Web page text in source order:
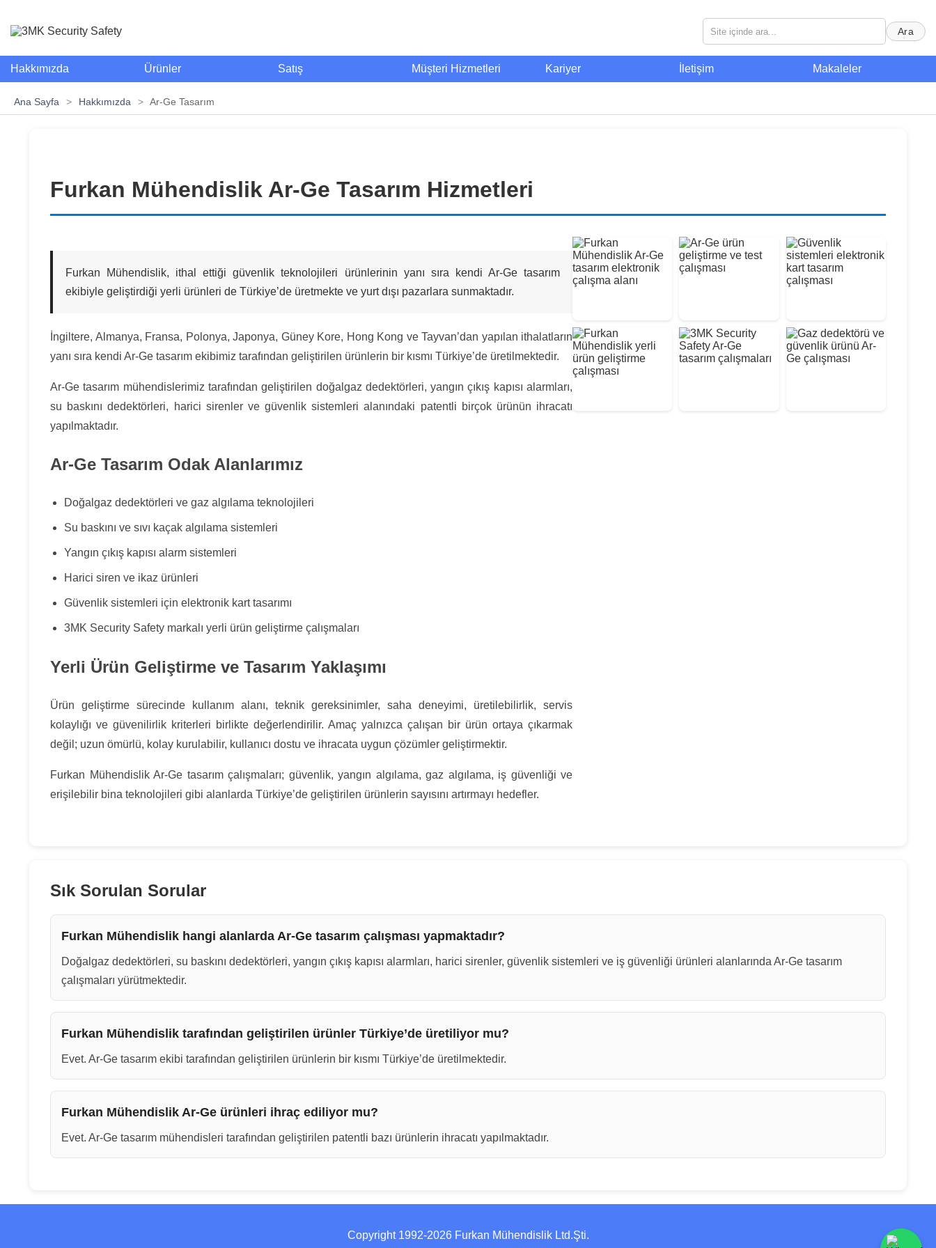
Ara
Hakkımızda Ürünler Satış Müşteri Hizmetleri Kariyer İletişim Makaleler
Ana Sayfa > Hakkımızda > Ar-Ge Tasarım
Furkan Mühendislik Ar-Ge Tasarım Hizmetleri
Furkan Mühendislik, ithal ettiği güvenlik teknolojileri ürünlerinin yanı sıra kendi Ar-Ge tasarım
ekibiyle geliştirdiği yerli ürünleri de Türkiye’de üretmekte ve yurt dışı pazarlara sunmaktadır.
İngiltere, Almanya, Fransa, Polonya, Japonya, Güney Kore, Hong Kong ve Tayvan’dan yapılan ithalatların
yanı sıra kendi Ar-Ge tasarım ekibimiz tarafından geliştirilen ürünlerin bir kısmı Türkiye’de üretilmektedir.
Ar-Ge tasarım mühendislerimiz tarafından geliştirilen doğalgaz dedektörleri, yangın çıkış kapısı alarmları,
su baskını dedektörleri, harici sirenler ve güvenlik sistemleri alanındaki patentli birçok ürünün ihracatı
yapılmaktadır.
Ar-Ge Tasarım Odak Alanlarımız
Doğalgaz dedektörleri ve gaz algılama teknolojileri
Su baskını ve sıvı kaçak algılama sistemleri
Yangın çıkış kapısı alarm sistemleri
Harici siren ve ikaz ürünleri
Güvenlik sistemleri için elektronik kart tasarımı
3MK Security Safety markalı yerli ürün geliştirme çalışmaları
Yerli Ürün Geliştirme ve Tasarım Yaklaşımı
Ürün geliştirme sürecinde kullanım alanı, teknik gereksinimler, saha deneyimi, üretilebilirlik, servis
kolaylığı ve güvenilirlik kriterleri birlikte değerlendirilir. Amaç yalnızca çalışan bir ürün ortaya çıkarmak
değil; uzun ömürlü, kolay kurulabilir, kullanıcı dostu ve ihracata uygun çözümler geliştirmektir.
Furkan Mühendislik Ar-Ge tasarım çalışmaları; güvenlik, yangın algılama, gaz algılama, iş güvenliği ve
erişilebilir bina teknolojileri gibi alanlarda Türkiye’de geliştirilen ürünlerin sayısını artırmayı hedefler.
Sık Sorulan Sorular
Furkan Mühendislik hangi alanlarda Ar-Ge tasarım çalışması yapmaktadır?
Doğalgaz dedektörleri, su baskını dedektörleri, yangın çıkış kapısı alarmları, harici sirenler, güvenlik sistemleri ve iş güvenliği ürünleri alanlarında Ar-Ge tasarım
çalışmaları yürütmektedir.
Furkan Mühendislik tarafından geliştirilen ürünler Türkiye’de üretiliyor mu?
Evet. Ar-Ge tasarım ekibi tarafından geliştirilen ürünlerin bir kısmı Türkiye’de üretilmektedir.
Furkan Mühendislik Ar-Ge ürünleri ihraç ediliyor mu?
Evet. Ar-Ge tasarım mühendisleri tarafından geliştirilen patentli bazı ürünlerin ihracatı yapılmaktadır.
Copyright 1992-2026 Furkan Mühendislik Ltd.Şti.